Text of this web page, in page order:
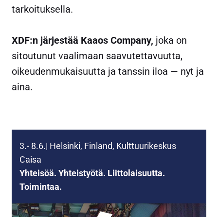
tarkoituksella.
XDF:n järjestää Kaaos Company, joka on
sitoutunut vaalimaan saavutettavuutta,
oikeudenmukaisuutta ja tanssin iloa — nyt ja
aina.
3.- 8.6.| Helsinki, Finland, Kulttuurikeskus
Caisa
Yhteisöä. Yhteistyötä. Liittolaisuutta.
Toimintaa.